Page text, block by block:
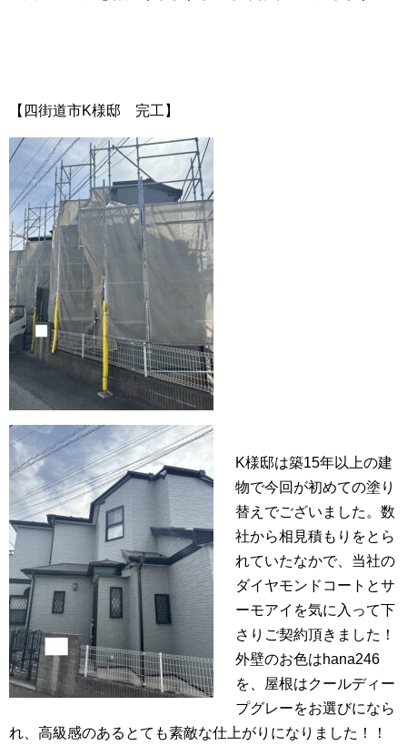
【四街道市K様邸 完工】
K様邸は築15年以上の建
物で今回が初めての塗り
替えでございました。数
社から相見積もりをとら
れていたなかで、当社の
ダイヤモンドコートとサ
ーモアイを気に入って下
さりご契約頂きました！
外壁のお色はhana246
を、屋根はクールディー
プグレーをお選びになら
れ、高級感のあるとても素敵な仕上がりになりました！！